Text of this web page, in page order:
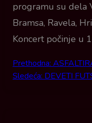
programu su dela
Bramsa, Ravela,
Koncert počinje u
Post
Prethodna:
Sledeća: DEVETI